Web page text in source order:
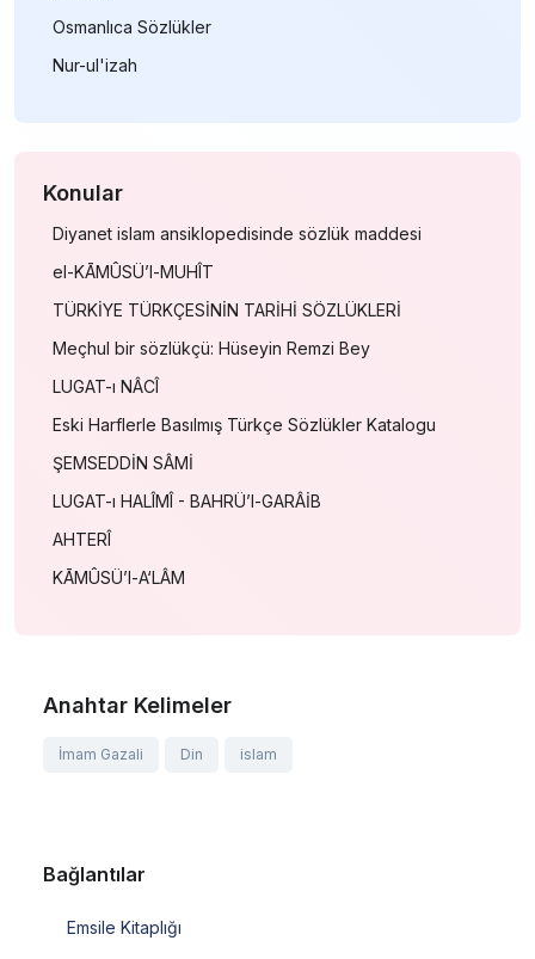
Osmanlıca Sözlükler
Nur-ul'izah
Konular
Diyanet islam ansiklopedisinde sözlük maddesi
el-KĀMÛSÜ’l-MUHÎT
TÜRKİYE TÜRKÇESİNİN TARİHİ SÖZLÜKLERİ
Meçhul bir sözlükçü: Hüseyin Remzi Bey
LUGAT-ı NÂCÎ
Eski Harflerle Basılmış Türkçe Sözlükler Katalogu
ŞEMSEDDİN SÂMİ
LUGAT-ı HALÎMÎ - BAHRÜ’l-GARÂİB
AHTERÎ
KĀMÛSÜ’l-A‘LÂM
Anahtar Kelimeler
İmam Gazali Din islam
Bağlantılar
Emsile Kitaplığı